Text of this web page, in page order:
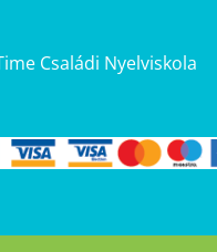
Családi Nyelviskola